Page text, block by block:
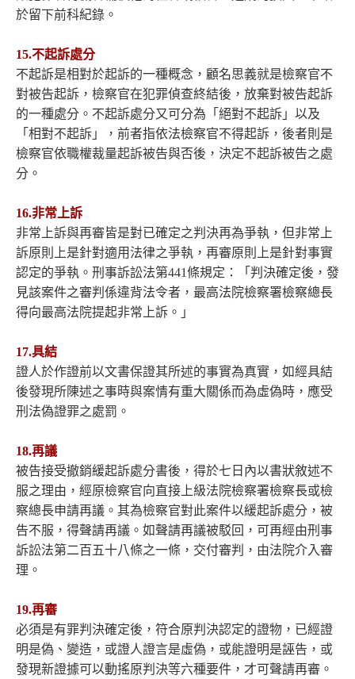
於留下前科紀錄。
15.不起訴處分
不起訴是相對於起訴的一種概念，顧名思義就是檢察官不
對被告起訴，檢察官在犯罪偵查終結後，放棄對被告起訴
的一種處分。不起訴處分又可分為「絕對不起訴」以及
「相對不起訴」，前者指依法檢察官不得起訴，後者則是
檢察官依職權裁量起訴被告與否後，決定不起訴被告之處
分。
16.非常上訴
非常上訴與再審皆是對已確定之判決再為爭執，但非常上
訴原則上是針對適用法律之爭執，再審原則上是針對事實
認定的爭執。刑事訴訟法第441條規定：「判決確定後，發
見該案件之審判係違背法令者，最高法院檢察署檢察總長
得向最高法院提起非常上訴。」
17.具結
證人於作證前以文書保證其所述的事實為真實，如經具結
後發現所陳述之事時與案情有重大關係而為虛偽時，應受
刑法偽證罪之處罰。
18.再議
被告接受撤銷緩起訴處分書後，得於七日內以書狀敘述不
服之理由，經原檢察官向直接上級法院檢察署檢察長或檢
察總長申請再議。其為檢察官對此案件以緩起訴處分，被
告不服，得聲請再議。如聲請再議被駁回，可再經由刑事
訴訟法第二百五十八條之一條，交付審判，由法院介入審
理。
19.再審
必須是有罪判決確定後，符合原判決認定的證物，已經證
明是偽、變造，或證人證言是虛偽，或能證明是誣告，或
發現新證據可以動搖原判決等六種要件，才可聲請再審。